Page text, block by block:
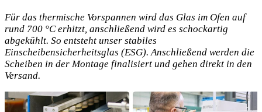
Für das thermische Vorspannen wird das Glas im Ofen auf
rund 700 °C erhitzt, anschließend wird es schockartig
abgekühlt. So entsteht unser stabiles
Einscheibensicherheitsglas (ESG). Anschließend werden die
Scheiben in der Montage finalisiert und gehen direkt in den
Versand.